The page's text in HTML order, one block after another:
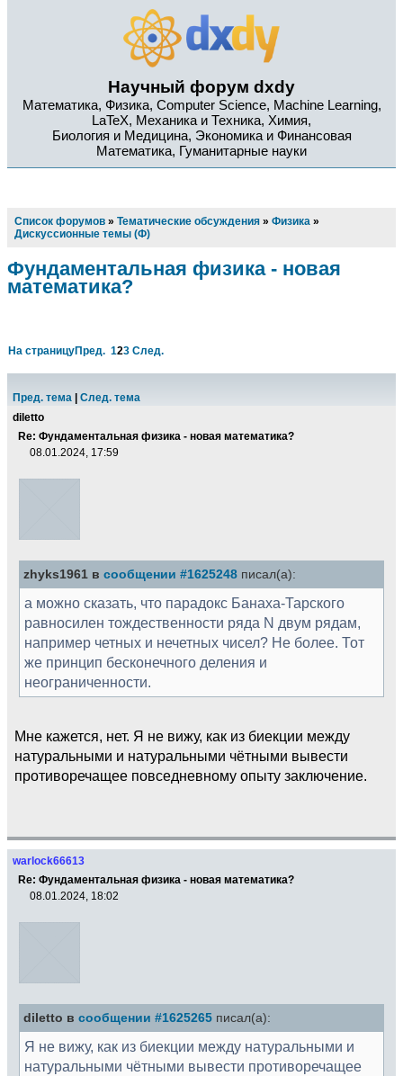
Научный форум dxdy
Математика, Физика, Computer Science, Machine Learning,
LaTeX, Механика и Техника, Химия,
Биология и Медицина, Экономика и Финансовая
Математика, Гуманитарные науки
Список форумов » Тематические обсуждения » Физика »
Дискуссионные темы (Ф)
Фундаментальная физика - новая
математика?
На страницуПред. 123 След.
Пред. тема
След. тема
diletto
Re: Фундаментальная физика - новая математика?
08.01.2024, 17:59
zhyks1961 в сообщении #1625248 писал(а):
а можно сказать, что парадокс Банаха-Тарского
равносилен тождественности ряда N двум рядам,
например четных и нечетных чисел? Не более. Тот
же принцип бесконечного деления и
неограниченности.
Мне кажется, нет. Я не вижу, как из биекции между
натуральными и натуральными чётными вывести
противоречащее повседневному опыту заключение.
warlock66613
Re: Фундаментальная физика - новая математика?
08.01.2024, 18:02
diletto в сообщении #1625265 писал(а):
Я не вижу, как из биекции между натуральными и
натуральными чётными вывести противоречащее